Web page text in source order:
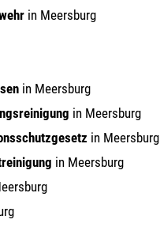
in Meersburg
in Meersburg
in Meersburg
in Meersburg
in Meersburg